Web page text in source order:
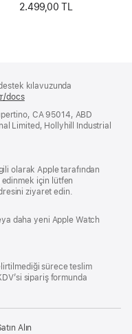
2.499,00 TL
kılavuzunda
docs(yeni
pencerede
açılır)
CA 95014, ABD
Limited, Hollyhill Industrial
olarak Apple tarafından
edinmek için lütfen
ziyaret edin.
daha yeni Apple Watch
sürece teslim
sipariş formunda
Alın